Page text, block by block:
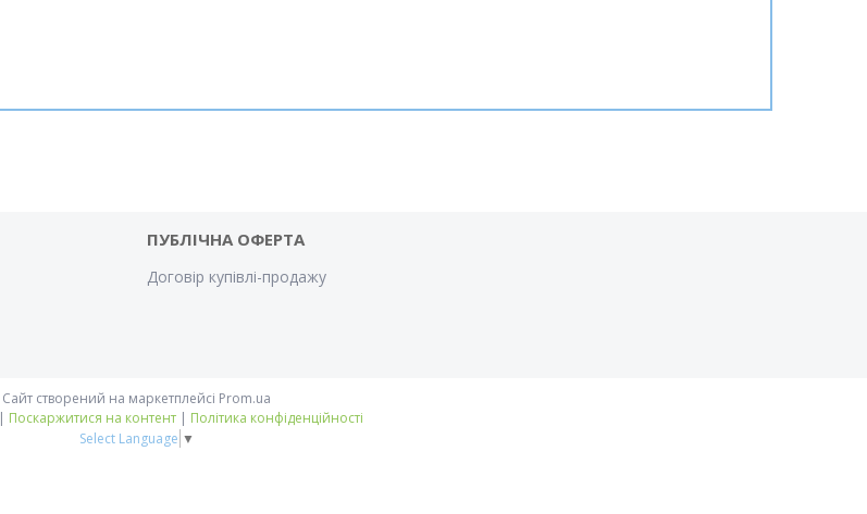
ПУБЛІЧНА ОФЕРТА
Договір купівлі-продажу
Сайт створений на маркетплейсі Prom.ua
My Little Shop | Поскаржитися на контент | Політика конфіденційності
Select Language ▼